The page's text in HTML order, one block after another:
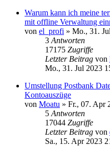
Warum kann ich meine
mit offline Verwaltung
von el_profi » Mo., 31.
3 Antworten
17175 Zugriffe
Letzter Beitrag von
Mo., 31. Jul 2023
Umstellung Postbank
Kontoauszüge
von Moatu » Fr., 07. Apr
5 Antworten
17044 Zugriffe
Letzter Beitrag von
Sa., 15. Apr 2023